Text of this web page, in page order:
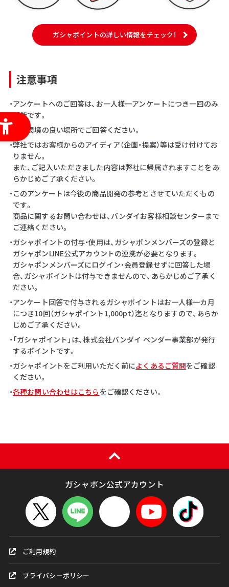
ガシャポイントの詳しい情報をチェック！
注意事項
・アンケートへのご回答は、お一人様一アンケートにつき一回のみ
可能です。
・通信環境の良い場所でご回答ください。
・弊社ではお客様からのアイディア（企画・提案）等は受け付けてお
りません。
また、ご記入いただきました内容は弊社に帰属されますことをあ
らかじめご了承ください。
・このアンケートは今後の商品開発の参考とさせていただくもの
です。
商品に関するお問い合わせは、バンダイお客様相談センターまで
ご連絡ください。
・ガシャポイントの付与・使用は、ガシャポンメンバーズの登録と
ガシャポンLINE公式アカウントの連携が必要となります。
ガシャポンメンバーズにログイン・会員登録せずに回答した場
合、ガシャポイントは付与できませんので、あらかじめご了承く
ださい。
・アンケート回答で付与されるガシャポイントはお一人様一カ月
につき10回（ガシャポイント1,000pt）迄となりますので、あらか
じめご了承ください。
・「ガシャポイント」は、株式会社バンダイ ベンダー事業部が発行
するポイントです。
・ガシャポイントをご利用いただく前によくあるご質問をご確認
ください。
・各種お問い合わせはこちら をご確認ください。
ガシャポン公式アカウント
ご利用規約
プライバシーポリシー